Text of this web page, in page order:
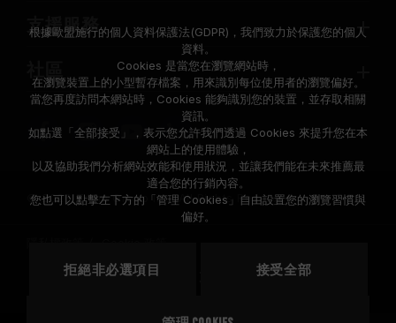
支援服務
© 2026 Team Group Inc. All Rights Reserved.
美國
根據歐盟施行的個人資料保護法(GDPR)，我們致力於保護您的個人
資料。
Cookies 是當您在瀏覽網站時，
在瀏覽裝置上的小型暫存檔案，用來識別每位使用者的瀏覽偏好。
當您再度訪問本網站時，Cookies 能夠識別您的裝置，並存取相關
資訊。
如點選「全部接受」，表示您允許我們透過 Cookies 來提升您在本
網站上的使用體驗，
以及協助我們分析網站效能和使用狀況，並讓我們能在未來推薦最
適合您的行銷內容。
您也可以點擊左下方的「管理 Cookies」自由設置您的瀏覽習慣與
偏好。
拒絕非必選項目 接受全部